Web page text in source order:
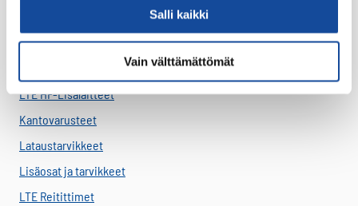
Salli kaikki
Vain välttämättömät
Antennit
LTE HF-Lisälaitteet
Kantovarusteet
Lataustarvikkeet
Lisäosat ja tarvikkeet
LTE Reitittimet